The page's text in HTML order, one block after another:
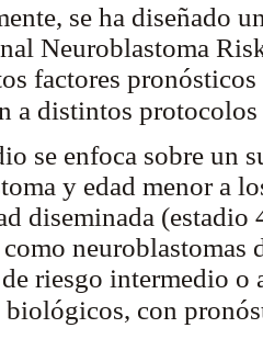
se ha diseñado
Neuroblastoma
factores
a distintos
se enfoca sobre un
y edad menor a
diseminada
riesgo intermedio o
biológicos, con